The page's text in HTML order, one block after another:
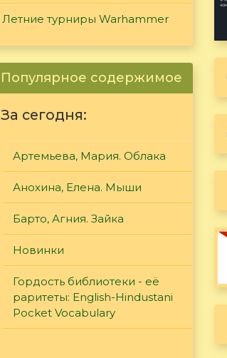
Летние турниры Warhammer
Популярное содержимое
За сегодня:
Артемьева, Мария. Облака
Анохина, Елена. Мыши
Барто, Агния. Зайка
Новинки
Гордость библиотеки - её
раритеты: English-Hindustani
Pocket Vocabulary